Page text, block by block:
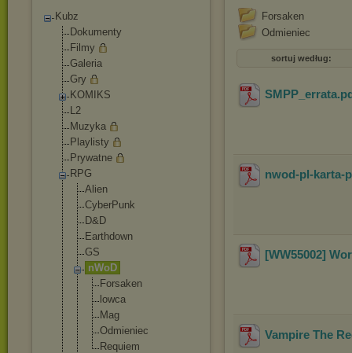
Kubz
Dokumenty
Filmy
Galeria
Gry
KOMIKS
L2
Muzyka
Playlisty
Prywatne
RPG
Alien
CyberPunk
D&D
Earthdown
GS
nWoD
Forsaken
lowca
Mag
Odmieniec
Requiem
Forsaken
Odmieniec
sortuj według:
SMPP_errata
nwod-pl-karta-
[WW55002]
Vampire The